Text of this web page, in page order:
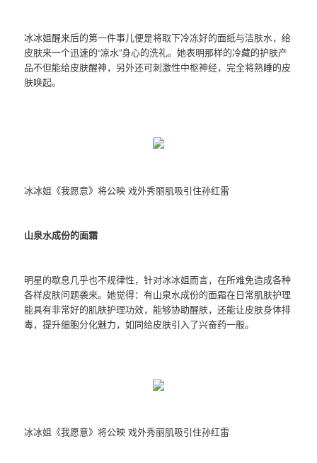
冰冰姐醒来后的第一件事儿便是将取下冷冻好的面纸与洁肤水，给
皮肤来一个迅速的“凉水”身心的洗礼。她表明那样的冷藏的护肤产
品不但能给皮肤醒神，另外还可刺激性中枢神经，完全将熟睡的皮
肤唤起。
冰冰姐《我愿意》将公映 戏外秀丽肌吸引住孙红雷
山泉水成份的面霜
明星的歇息几乎也不规律性，针对冰冰姐而言，在所难免造成各种
各样皮肤问题袭来。她觉得：有山泉水成份的面霜在日常肌肤护理
能具有非常好的肌肤护理功效，能够协助醒肤，还能让皮肤身体排
毒，提升细胞分化魅力，如同给皮肤引入了兴奋药一般。
冰冰姐《我愿意》将公映 戏外秀丽肌吸引住孙红雷